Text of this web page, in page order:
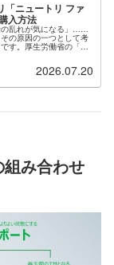
「ニュートリ ファ
入方法
の乱れが気になる」……
の原因の一つとして考
す。厚生労働省の「日
2026.07.20
み合わせ